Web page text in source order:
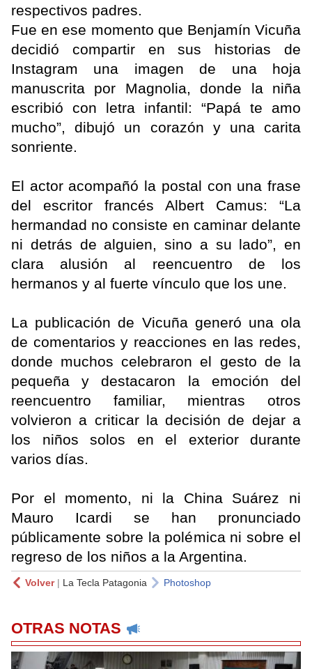
respectivos padres.
Fue en ese momento que Benjamín Vicuña
decidió compartir en sus historias de
Instagram una imagen de una hoja
manuscrita por Magnolia, donde la niña
escribió con letra infantil: “Papá te amo
mucho”, dibujó un corazón y una carita
sonriente.
El actor acompañó la postal con una frase
del escritor francés Albert Camus: “La
hermandad no consiste en caminar delante
ni detrás de alguien, sino a su lado”, en
clara alusión al reencuentro de los
hermanos y al fuerte vínculo que los une.
La publicación de Vicuña generó una ola
de comentarios y reacciones en las redes,
donde muchos celebraron el gesto de la
pequeña y destacaron la emoción del
reencuentro familiar, mientras otros
volvieron a criticar la decisión de dejar a
los niños solos en el exterior durante
varios días.
Por el momento, ni la China Suárez ni
Mauro Icardi se han pronunciado
públicamente sobre la polémica ni sobre el
regreso de los niños a la Argentina.
Volver| La Tecla Patagonia Photoshop
OTRAS NOTAS